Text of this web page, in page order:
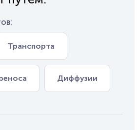
Транспорта
Диффузии